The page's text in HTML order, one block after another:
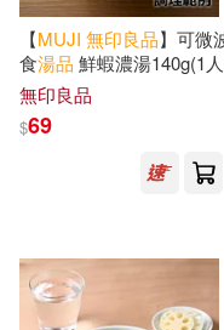
【MUJI 無印良品】可微
食湯品 鮮蝦濃湯140g(1
無印良品
$69